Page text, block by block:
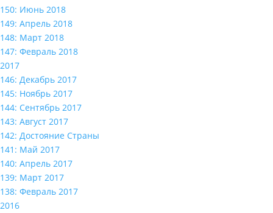
150: Июнь 2018
149: Апрель 2018
148: Март 2018
147: Февраль 2018
2017
146: Декабрь 2017
145: Ноябрь 2017
144: Сентябрь 2017
143: Август 2017
142: Достояние Страны
141: Май 2017
140: Апрель 2017
139: Март 2017
138: Февраль 2017
2016